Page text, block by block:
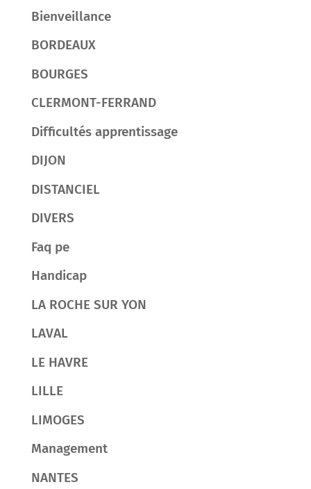
Bienveillance
BORDEAUX
BOURGES
CLERMONT-FERRAND
Difficultés apprentissage
DIJON
DISTANCIEL
DIVERS
Faq pe
Handicap
LA ROCHE SUR YON
LAVAL
LE HAVRE
LILLE
LIMOGES
Management
NANTES